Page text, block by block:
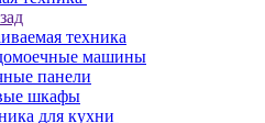
техника
машины
панели
шкафы
для кухни